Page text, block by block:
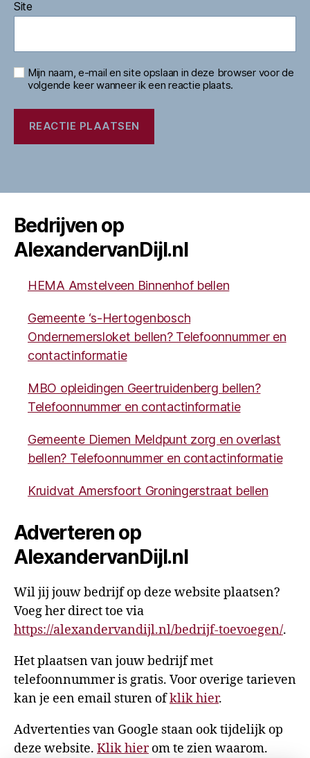
Site
Mijn naam, e-mail en site opslaan in deze browser voor de
volgende keer wanneer ik een reactie plaats.
Bedrijven op
AlexandervanDijl.nl
HEMA Amstelveen Binnenhof bellen
Gemeente ‘s-Hertogenbosch
Ondernemersloket bellen? Telefoonnummer en
contactinformatie
MBO opleidingen Geertruidenberg bellen?
Telefoonnummer en contactinformatie
Gemeente Diemen Meldpunt zorg en overlast
bellen? Telefoonnummer en contactinformatie
Kruidvat Amersfoort Groningerstraat bellen
Adverteren op
AlexandervanDijl.nl
Wil jij jouw bedrijf op deze website plaatsen?
Voeg her direct toe via
https://alexandervandijl.nl/bedrijf-toevoegen/.
Het plaatsen van jouw bedrijf met
telefoonnummer is gratis. Voor overige tarieven
kan je een email sturen ofklik hier.
Advertenties van Google staan ook tijdelijk op
deze website. Klik hierom te zien waarom.